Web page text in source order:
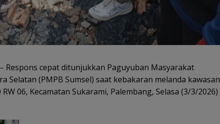
Respons cepat ditunjukkan Paguyuban Masyarakat
Selatan (PMPB Sumsel) saat kebakaran melanda kawasan
06, Kecamatan Sukarami, Palembang, Selasa (3/3/2026)